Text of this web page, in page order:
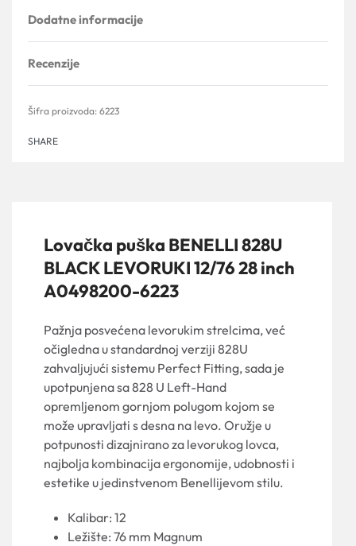
Dodatne informacije
Recenzije
6223
SHARE
Lovačka puška BENELLI 828U
BLACK LEVORUKI 12/76 28 inch
A0498200-6223
Pažnja posvećena levorukim strelcima, već
očigledna u standardnoj verziji 828U
zahvaljujući sistemu Perfect Fitting, sada je
upotpunjena sa 828 U Left-Hand
opremljenom gornjom polugom kojom se
može upravljati s desna na levo. Oružje u
potpunosti dizajnirano za levorukog lovca,
najbolja kombinacija ergonomije, udobnosti i
estetike u jedinstvenom Benellijevom stilu.
Kalibar: 12
Ležište: 76 mm Magnum